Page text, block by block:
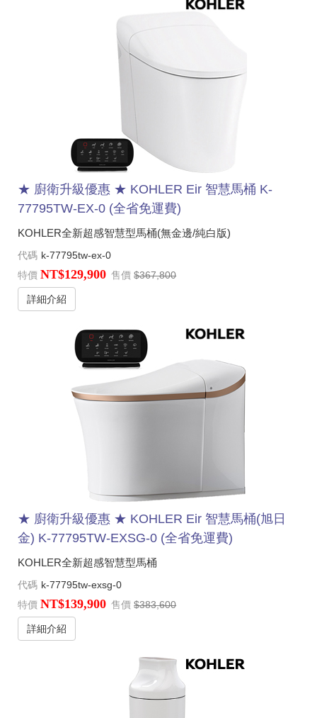
★ 廚衛升級優惠 ★ KOHLER Eir 智慧馬桶 K-
77795TW-EX-0 (全省免運費)
KOHLER全新超感智慧型馬桶(無金邊/純白版)
代碼 k-77795tw-ex-0
特價 NT$129,900 售價 $367,800
詳細介紹
★ 廚衛升級優惠 ★ KOHLER Eir 智慧馬桶(旭日
金) K-77795TW-EXSG-0 (全省免運費)
KOHLER全新超感智慧型馬桶
代碼 k-77795tw-exsg-0
特價 NT$139,900 售價 $383,600
詳細介紹